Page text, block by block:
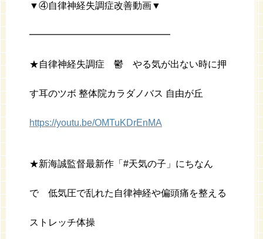
▼④自律神経失調症改善動画▼
━━━━━━━━━━━━━━━
★自律神経失調症 鬱 やる気が出ない時に押
す耳のツボ 整体院カラダノバス 自由が丘
https://youtu.be/OMTuKDrEnMA
★新海誠監督最新作「#天気の子」にちなん
で 低気圧で乱れた自律神経や偏頭痛を整える
ストレッチ体操